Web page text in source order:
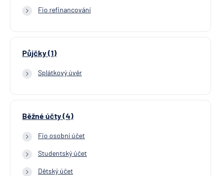
Fio refinancování
Půjčky (1)
Splátkový úvěr
Běžné účty (4)
Fio osobní účet
Studentský účet
Dětský účet